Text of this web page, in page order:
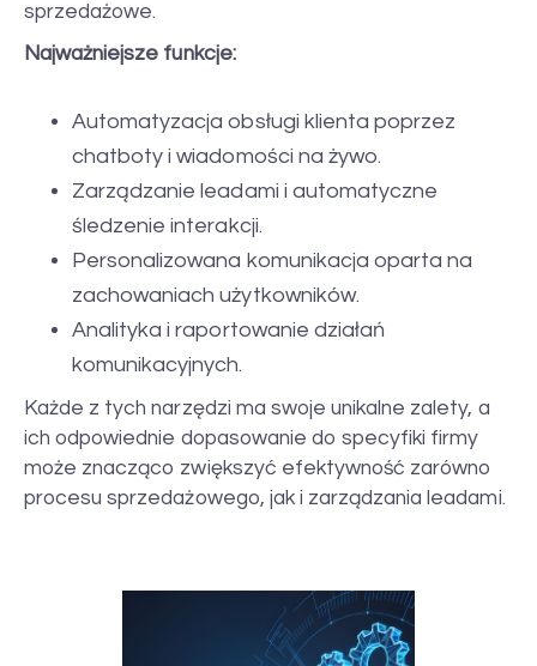
sprzedażowe.
Najważniejsze funkcje:
Automatyzacja obsługi klienta poprzez
chatboty i wiadomości na żywo.
Zarządzanie leadami i automatyczne
śledzenie interakcji.
Personalizowana komunikacja oparta na
zachowaniach użytkowników.
Analityka i raportowanie działań
komunikacyjnych.
Każde z tych narzędzi ma swoje unikalne zalety, a
ich odpowiednie dopasowanie do specyfiki firmy
może znacząco zwiększyć efektywność zarówno
procesu sprzedażowego, jak i zarządzania leadami.